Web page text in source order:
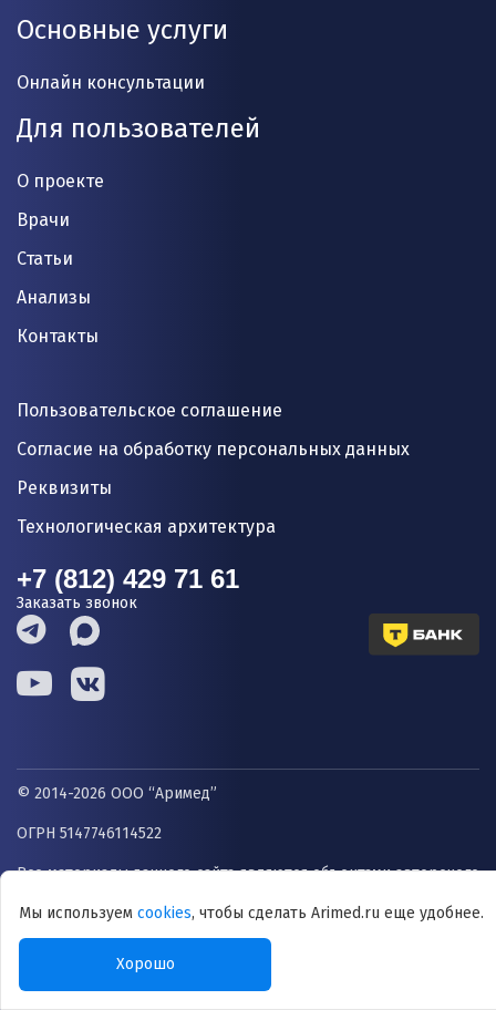
Основные услуги
Онлайн консультации
Для пользователей
О проекте
Врачи
Статьи
Анализы
Контакты
Пользовательское соглашение
Согласие на обработку персональных данных
Реквизиты
Технологическая архитектура
+7 (812) 429 71 61
Заказать звонок
© 2014-2026 ООО “Аримед”
ОГРН 5147746114522
Все материалы данного сайта являются объектами авторского
права (в том числе дизайн). Запрещается копирование,
распространение (в том числе путем копирования на другие
сайты и ресурсы в Интернете) или любое иное
использование информации и объектов без
Мы используем cookies, чтобы сделать Arimed.ru еще удобнее.
Хорошо